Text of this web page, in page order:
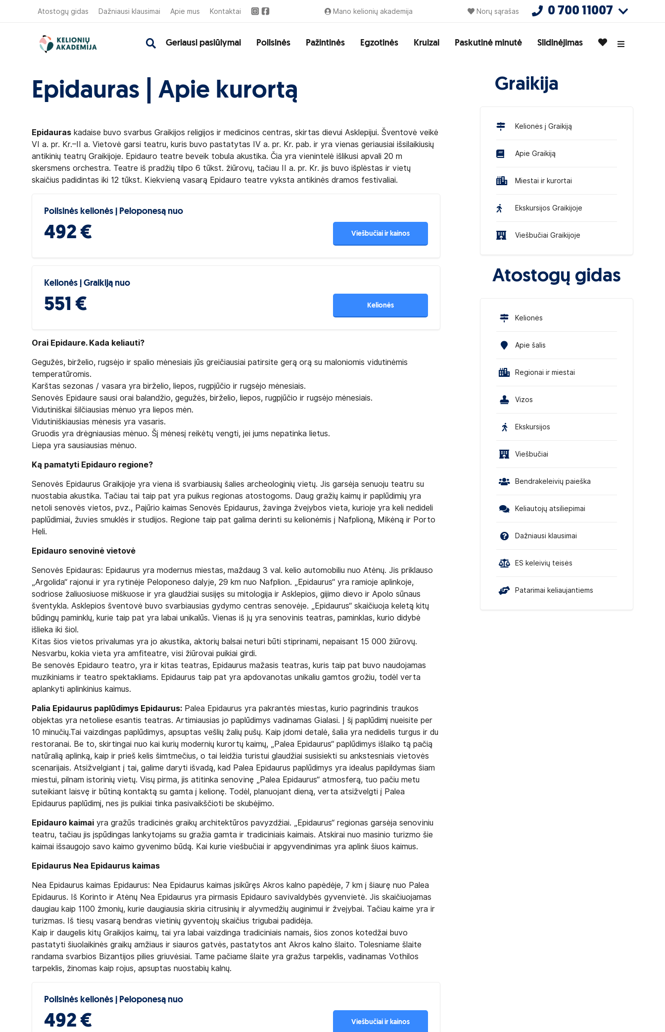
Atostogų gidas Dažniausi klausimai Apie mus Kontaktai Mano kelionių akademija Norų sąrašas 0 700 11007
Geriausi pasiūlymai Poilsinės Pažintinės Egzotinės Kruizai Paskutinė minutė Slidinėjimas
Epidauras | Apie kurortą
Epidauras kadaise buvo svarbus Graikijos religijos ir medicinos centras, skirtas dievui Asklepijui. Šventovė veikė
VI a. pr. Kr.–II a. Vietovė garsi teatru, kuris buvo pastatytas IV a. pr. Kr. pab. ir yra vienas geriausiai išsilaikiusių
antikinių teatrų Graikijoje. Epidauro teatre beveik tobula akustika. Čia yra vienintelė išlikusi apvali 20 m
skersmens orchestra. Teatre iš pradžių tilpo 6 tūkst. žiūrovų, tačiau II a. pr. Kr. jis buvo išplėstas ir vietų
skaičius padidintas iki 12 tūkst. Kiekvieną vasarą Epidauro teatre vyksta antikinės dramos festivaliai.
Poilsinės kelionės į Peloponesą nuo
492 € Viešbučiai ir kainos
Kelionės į Graikiją nuo
551 € Kelionės
Orai Epidaure. Kada keliauti?
Gegužės, birželio, rugsėjo ir spalio mėnesiais jūs greičiausiai patirsite gerą orą su maloniomis vidutinėmis
temperatūromis.
Karštas sezonas / vasara yra birželio, liepos, rugpjūčio ir rugsėjo mėnesiais.
Senovės Epidaure sausi orai balandžio, gegužės, birželio, liepos, rugpjūčio ir rugsėjo mėnesiais.
Vidutiniškai šilčiausias mėnuo yra liepos mėn.
Vidutiniškiausias mėnesis yra vasaris.
Gruodis yra drėgniausias mėnuo. Šį mėnesį reikėtų vengti, jei jums nepatinka lietus.
Liepa yra sausiausias mėnuo.
Ką pamatyti Epidauro regione?
Senovės Epidaurus Graikijoje yra viena iš svarbiausių šalies archeologinių vietų. Jis garsėja senuoju teatru su
nuostabia akustika. Tačiau tai taip pat yra puikus regionas atostogoms. Daug gražių kaimų ir paplūdimių yra
netoli senovės vietos, pvz., Pajūrio kaimas Senovės Epidaurus, žavinga žvejybos vieta, kurioje yra keli nedideli
paplūdimiai, žuvies smuklės ir studijos. Regione taip pat galima derinti su kelionėmis į Nafplioną, Mikėną ir Porto
Heli.
Epidauro senovinė vietovė
Senovės Epidauras: Epidaurus yra modernus miestas, maždaug 3 val. kelio automobiliu nuo Atėnų. Jis priklauso
„Argolida“ rajonui ir yra rytinėje Peloponeso dalyje, 29 km nuo Nafplion. „Epidaurus“ yra ramioje aplinkoje,
sodriose žaliuosiuose miškuose ir yra glaudžiai susijęs su mitologija ir Asklepios, gijimo dievo ir Apolo sūnaus
šventykla. Asklepios šventovė buvo svarbiausias gydymo centras senovėje. „Epidaurus“ skaičiuoja keletą kitų
būdingų paminklų, kurie taip pat yra labai unikalūs. Vienas iš jų yra senovinis teatras, paminklas, kurio didybė
išlieka iki šiol.
Kitas šios vietos privalumas yra jo akustika, aktorių balsai neturi būti stiprinami, nepaisant 15 000 žiūrovų.
Nesvarbu, kokia vieta yra amfiteatre, visi žiūrovai puikiai girdi.
Be senovės Epidauro teatro, yra ir kitas teatras, Epidaurus mažasis teatras, kuris taip pat buvo naudojamas
muzikiniams ir teatro spektakliams. Epidaurus taip pat yra apdovanotas unikaliu gamtos grožiu, todėl verta
aplankyti aplinkinius kaimus.
Palia Epidaurus paplūdimys Epidaurus: Palea Epidaurus yra pakrantės miestas, kurio pagrindinis traukos
objektas yra netoliese esantis teatras. Artimiausias jo paplūdimys vadinamas Gialasi. Į šį paplūdimį nueisite per
10 minučių.Tai vaizdingas paplūdimys, apsuptas vešlių žalių pušų. Kaip įdomi detalė, šalia yra nedidelis turgus ir du
restoranai. Be to, skirtingai nuo kai kurių modernių kurortų kaimų, „Palea Epidaurus“ paplūdimys išlaiko tą pačią
natūralią aplinką, kaip ir prieš kelis šimtmečius, o tai leidžia turistui glaudžiai susisiekti su ankstesniais vietovės
scenarijais. Atsižvelgiant į tai, galime daryti išvadą, kad Palea Epidaurus paplūdimys yra idealus papildymas šiam
miestui, pilnam istorinių vietų. Visų pirma, jis atitinka senovinę „Palea Epidaurus“ atmosferą, tuo pačiu metu
suteikiant laisvę ir būtiną kontaktą su gamta į kelionę. Todėl, planuojant dieną, verta atsižvelgti į Palea
Epidaurus paplūdimį, nes jis puikiai tinka pasivaikščioti be skubėjimo.
Epidauro kaimai yra gražūs tradicinės graikų architektūros pavyzdžiai. „Epidaurus“ regionas garsėja senoviniu
teatru, tačiau jis įspūdingas lankytojams su gražia gamta ir tradiciniais kaimais. Atskirai nuo masinio turizmo šie
kaimai išsaugojo savo kaimo gyvenimo būdą. Kai kurie viešbučiai ir apgyvendinimas yra aplink šiuos kaimus.
Epidaurus Nea Epidaurus kaimas
Nea Epidaurus kaimas Epidaurus: Nea Epidaurus kaimas įsikūręs Akros kalno papėdėje, 7 km į šiaurę nuo Palea
Epidaurus. Iš Korinto ir Atėnų Nea Epidaurus yra pirmasis Epidauro savivaldybės gyvenvietė. Jis skaičiuojamas
daugiau kaip 1100 žmonių, kurie daugiausia skiria citrusinių ir alyvmedžių auginimui ir žvejybai. Tačiau kaime yra ir
turizmas. Iš tiesų vasarą bendras vietinių gyventojų skaičius trigubai padidėja.
Kaip ir daugelis kitų Graikijos kaimų, tai yra labai vaizdinga tradiciniais namais, šios zonos kotedžai buvo
pastatyti šiuolaikinės graikų amžiaus ir siauros gatvės, pastatytos ant Akros kalno šlaito. Tolesniame šlaite
randama svarbios Bizantijos pilies griuvėsiai. Tame pačiame šlaite yra gražus tarpeklis, vadinamas Vothilos
tarpeklis, žinomas kaip rojus, apsuptas nuostabių kalnų.
Poilsinės kelionės į Peloponesą nuo
492 € Viešbučiai ir kainos
Graikija
Kelionės į Graikiją
Apie Graikiją
Miestai ir kurortai
Ekskursijos Graikijoje
Viešbučiai Graikijoje
Atostogų gidas
Kelionės
Apie šalis
Regionai ir miestai
Vizos
Ekskursijos
Viešbučiai
Bendrakeleivių paieška
Keliautojų atsiliepimai
Dažniausi klausimai
ES keleivių teisės
Patarimai keliaujantiems